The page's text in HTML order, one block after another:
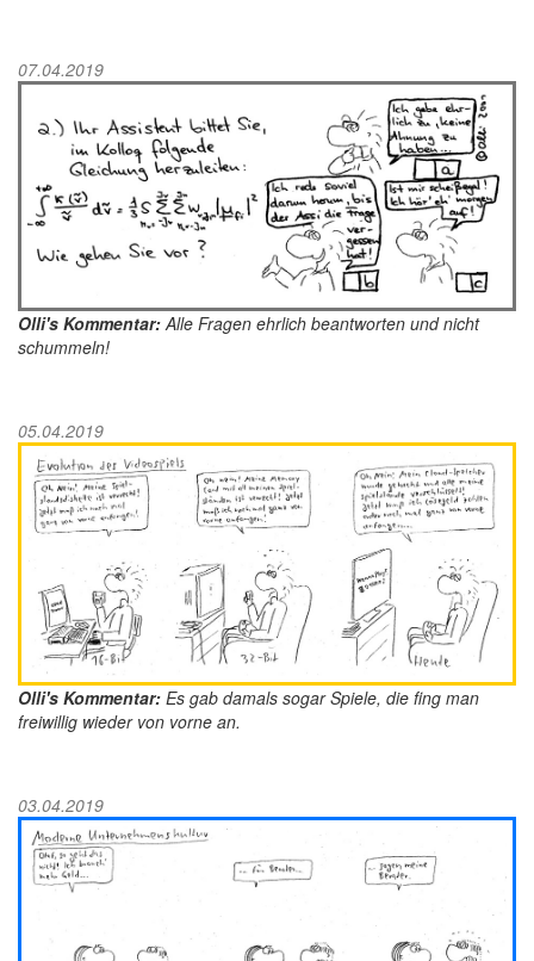
07.04.2019
Olli's Kommentar: Alle Fragen ehrlich beantworten und nicht
schummeln!
05.04.2019
Olli's Kommentar: Es gab damals sogar Spiele, die fing man
freiwillig wieder von vorne an.
03.04.2019